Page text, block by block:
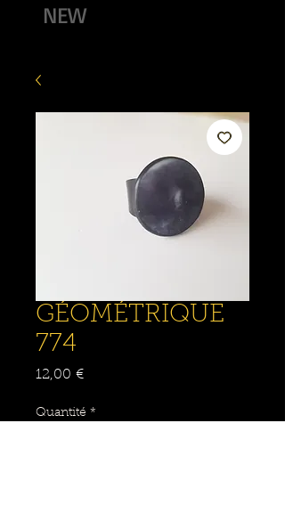
NEW
GÉOMÉTRIQUE
774
12,00 €Prix
Quantité *